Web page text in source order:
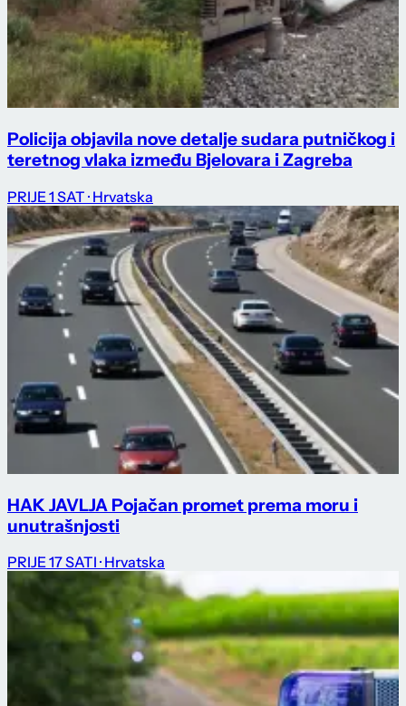
Policija objavila nove detalje sudara putničkog i
teretnog vlaka između Bjelovara i Zagreba
PRIJE 1 SAT · Hrvatska
HAK JAVLJA Pojačan promet prema moru i
unutrašnjosti
PRIJE 17 SATI · Hrvatska